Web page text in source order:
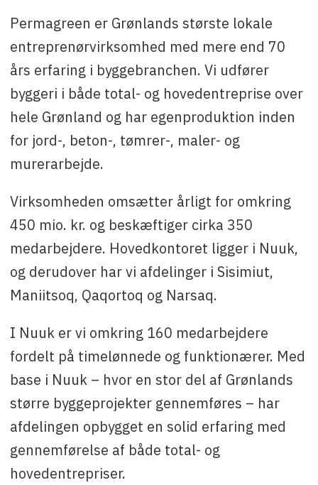
Permagreen er Grønlands største lokale
entreprenørvirksomhed med mere end 70
års erfaring i byggebranchen. Vi udfører
byggeri i både total- og hovedentreprise over
hele Grønland og har egenproduktion inden
for jord-, beton-, tømrer-, maler- og
murerarbejde.
Virksomheden omsætter årligt for omkring
450 mio. kr. og beskæftiger cirka 350
medarbejdere. Hovedkontoret ligger i Nuuk,
og derudover har vi afdelinger i Sisimiut,
Maniitsoq, Qaqortoq og Narsaq.
I Nuuk er vi omkring 160 medarbejdere
fordelt på timelønnede og funktionærer. Med
base i Nuuk – hvor en stor del af Grønlands
større byggeprojekter gennemføres – har
afdelingen opbygget en solid erfaring med
gennemførelse af både total- og
hovedentrepriser.